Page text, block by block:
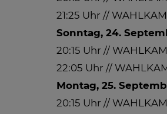
21:25 Uhr //
Sonntag, 24.
20:15 Uhr //
22:05 Uhr //
Montag, 25.
20:15 Uhr //